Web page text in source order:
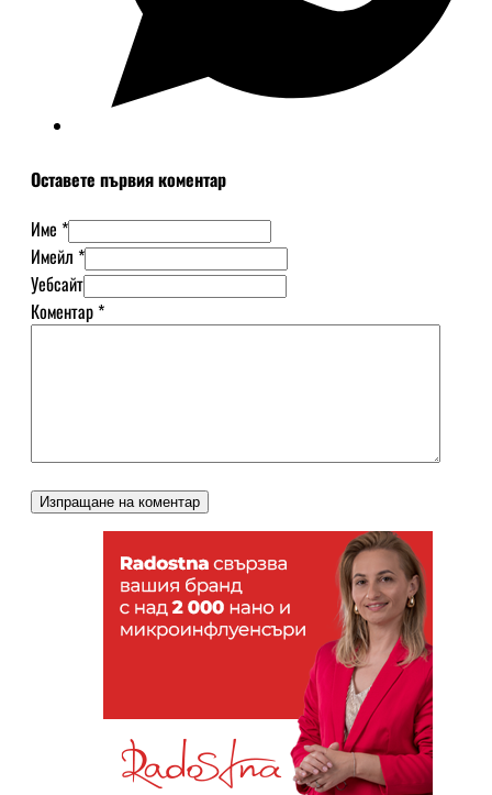
Оставете първия коментар
Име *
Имейл *
Уебсайт
Коментар*